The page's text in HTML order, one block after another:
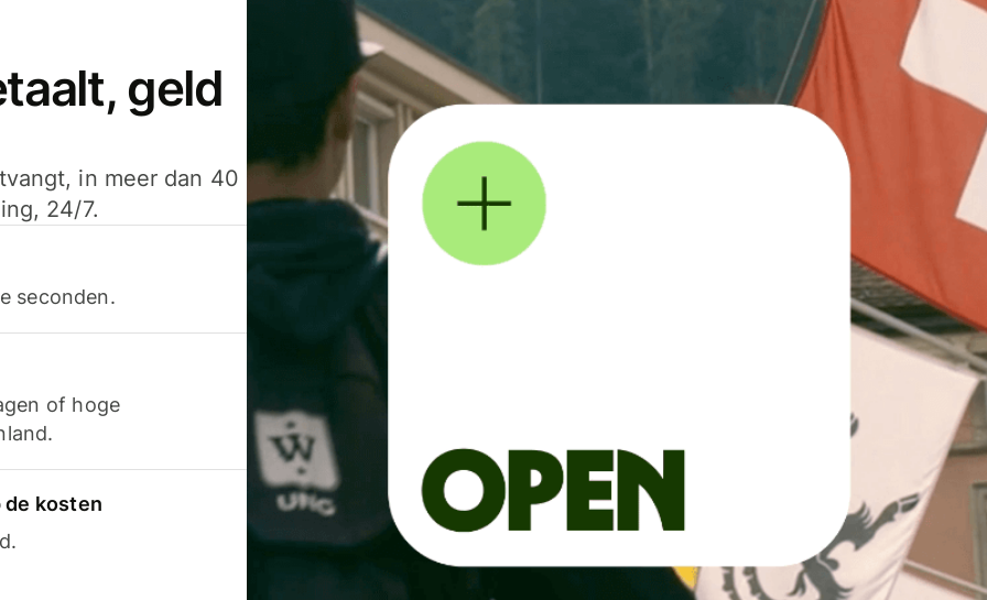
geld
in meer dan 40
24/7.
seconden.
of hoge
de kosten